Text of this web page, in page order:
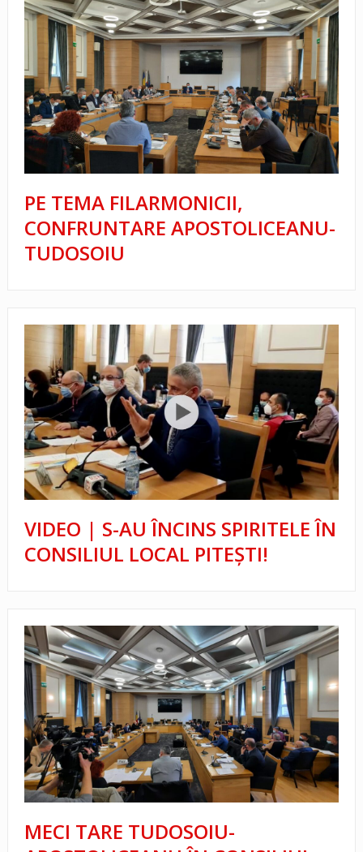
PE TEMA FILARMONICII,
CONFRUNTARE APOSTOLICEANU-
TUDOSOIU
VIDEO | S-AU ÎNCINS SPIRITELE ÎN
CONSILIUL LOCAL PITEȘTI!
MECI TARE TUDOSOIU-